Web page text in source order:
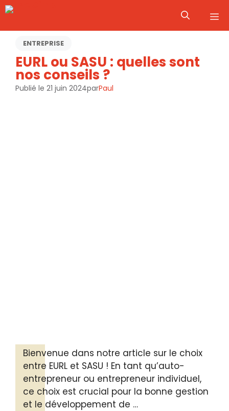
Aller
contenu
ENTREPRISE
EURL ou SASU : quelles sont
nos conseils ?
Publié le 21 juin 2024parPaul
Bienvenue dans notre article sur le choix
entre EURL et SASU ! En tant qu’auto-
entrepreneur ou entrepreneur individuel,
ce choix est crucial pour la bonne gestion
et le développement de …